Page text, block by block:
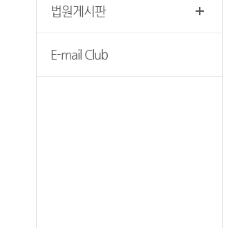
법원게시판
E-mail Club